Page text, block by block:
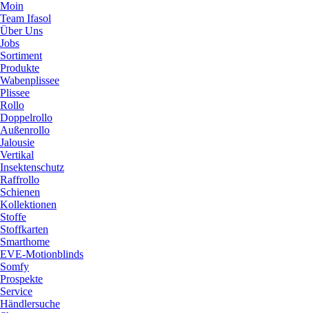
Moin
Team Ifasol
Über Uns
Jobs
Sortiment
Produkte
Wabenplissee
Plissee
Rollo
Doppelrollo
Außenrollo
Jalousie
Vertikal
Insektenschutz
Raffrollo
Schienen
Kollektionen
Stoffe
Stoffkarten
Smarthome
EVE-Motionblinds
Somfy
Prospekte
Service
Händlersuche